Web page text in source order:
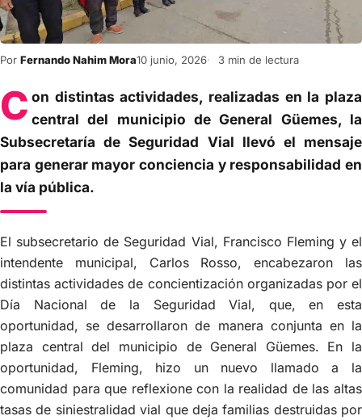
Por Fernando Nahim Mora10 junio, 2026 3 min de lectura
C on distintas actividades, realizadas en la plaza
central del municipio de General Güemes, la
Subsecretaría de Seguridad Vial llevó el mensaje
para generar mayor conciencia y responsabilidad en
la vía pública.
El subsecretario de Seguridad Vial, Francisco Fleming y el
intendente municipal, Carlos Rosso, encabezaron las
distintas actividades de concientización organizadas por el
Día Nacional de la Seguridad Vial, que, en esta
oportunidad, se desarrollaron de manera conjunta en la
plaza central del municipio de General Güemes. En la
oportunidad, Fleming, hizo un nuevo llamado a la
comunidad para que reflexione con la realidad de las altas
tasas de siniestralidad vial que deja familias destruidas por